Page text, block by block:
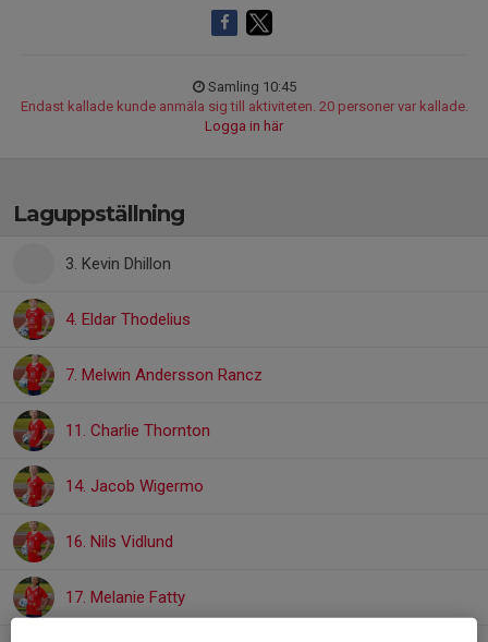
Samling 10:45
Endast kallade kunde anmäla sig till aktiviteten. 20 personer var kallade.
Logga in här
Laguppställning
3. Kevin Dhillon
4. Eldar Thodelius
7. Melwin Andersson Rancz
11. Charlie Thornton
14. Jacob Wigermo
16. Nils Vidlund
17. Melanie Fatty